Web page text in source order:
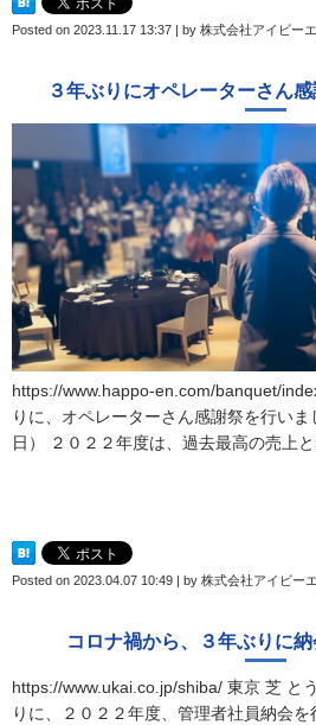
Posted on 2023.11.17 13:37 | by 株式会社アイビー
３年ぶりにオペレーターさん感
https://www.happo-en.com/banquet/
りに、オペレーターさん感謝祭を行い
日） ２０２２年度は、過去最高の売上
Posted on 2023.04.07 10:49 | by 株式会社アイビー
コロナ禍から、３年ぶりに納
https://www.ukai.co.jp/shiba/ 東京 芝 と
りに、２０２２年度、管理者社員納会